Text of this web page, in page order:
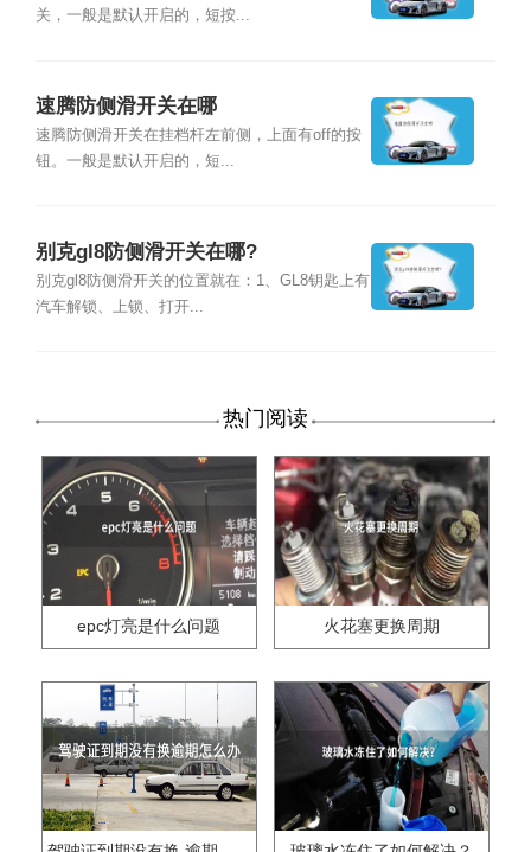
关，一般是默认开启的，短按...
速腾防侧滑开关在哪
速腾防侧滑开关在挂档杆左前侧，上面有off的按
钮。一般是默认开启的，短...
别克gl8防侧滑开关在哪?
别克gl8防侧滑开关的位置就在：1、GL8钥匙上有
汽车解锁、上锁、打开...
热门阅读
epc灯亮是什么问题 火花塞更换周期